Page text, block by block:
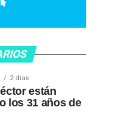
2 días
están
los 31 años de